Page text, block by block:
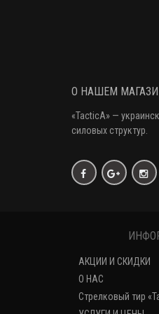
О НАШЕМ
«TacticA» —
силовых структур.
АКЦИИ И СКИДКИ
О НАС
Стрелковый тир